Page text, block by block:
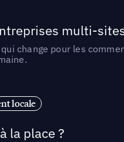
multi-
change pour les
locale
la place ?